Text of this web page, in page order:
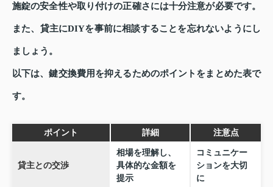
施錠の安全性や取り付けの正確さには十分注意が必要です。
また、貸主にDIYを事前に相談することを忘れないようにし
ましょう。
以下は、鍵交換費用を抑えるためのポイントをまとめた表で
す。
ポイント 詳細 注意点
貸主との交渉
相場を理解し、
具体的な金額を
提示
コミュニケー
ションを大切
に